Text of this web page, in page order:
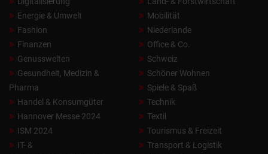
Energie & Umwelt
Fashion
Finanzen
Genusswelten
Gesundheit, Medizin &
Pharma
Handel & Konsumgüter
Hannover Messe 2024
ISM 2024
IT- &
Mobilität
Niederlande
Office & Co.
Schweiz
Schöner Wohnen
Spiele & Spaß
Technik
Textil
Tourismus & Freizeit
Transport & Logistik